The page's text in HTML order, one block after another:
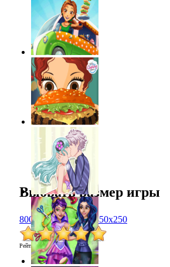
Выбрать размер игры
800x600 1024x768 450x250
Рейтинг :5.0/1